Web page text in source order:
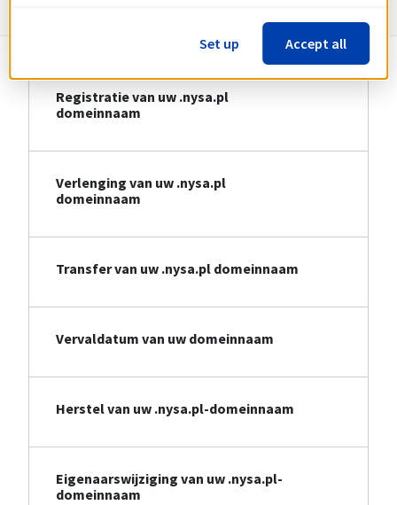
Registratie van uw .nysa.pl
domeinnaam
Verlenging van uw .nysa.pl
domeinnaam
Transfer van uw .nysa.pl domeinnaam
Vervaldatum van uw domeinnaam
Herstel van uw .nysa.pl-domeinnaam
Eigenaarswijziging van uw .nysa.pl-
domeinnaam
Set up Accept all